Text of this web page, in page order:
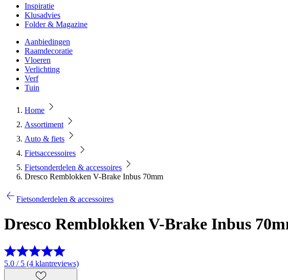
Inspiratie
Klusadvies
Folder & Magazine
Aanbiedingen
Raamdecoratie
Vloeren
Verlichting
Verf
Tuin
Home
Assortiment
Auto & fiets
Fietsaccessoires
Fietsonderdelen & accessoires
Dresco Remblokken V-Brake Inbus 70mm
Fietsonderdelen & accessoires
Dresco Remblokken V-Brake Inbus
5.0 / 5 (4 klantreviews)